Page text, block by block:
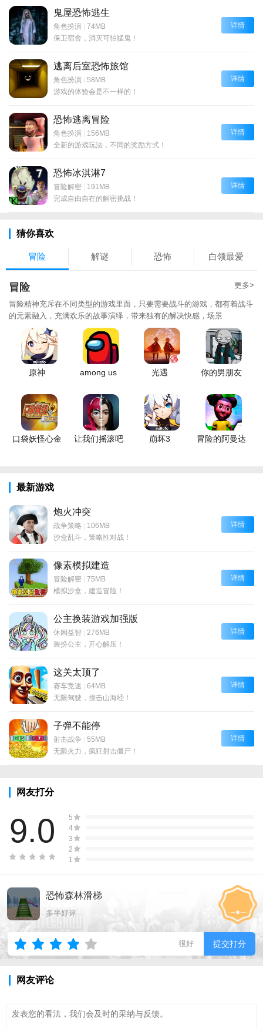
鬼屋恐怖逃生
角色扮演 | 74MB
保卫宿舍，消灭可怕猛鬼！
详情
逃离后室恐怖旅馆
角色扮演 | 58MB
游戏的体验会是不一样的！
详情
恐怖逃离冒险
角色扮演 | 156MB
全新的游戏玩法，不同的奖励方式！
详情
恐怖冰淇淋7
冒险解密 | 191MB
完成自由自在的解密挑战！
详情
猜你喜欢
冒险 解谜 恐怖 白领最爱
冒险 更多>
冒险精神充斥在不同类型的游戏里面，只要需要战斗的游戏，都有着战斗
的元素融入，充满欢乐的故事演绎，带来独有的解决快感，场景
原神 among us 光遇 你的男朋友
口袋妖怪心金 让我们摇滚吧 崩坏3 冒险的阿曼达
最新游戏
炮火冲突
战争策略 | 106MB
沙盒乱斗，策略性对战！
详情
像素模拟建造
冒险解密 | 75MB
模拟沙盒，建造冒险！
详情
公主换装游戏加强版
休闲益智 | 276MB
装扮公主，开心解压！
详情
这关太顶了
赛车竞速 | 64MB
无限驾驶，撞击山海经！
详情
子弹不能停
射击战争 | 55MB
无限火力，疯狂射击僵尸！
详情
网友打分
9.0
5
4
3
2
1
恐怖森林滑梯
多半好评
很好 提交打分
网友评论